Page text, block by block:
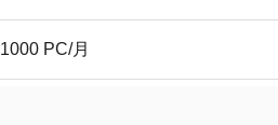
1000 PC/月